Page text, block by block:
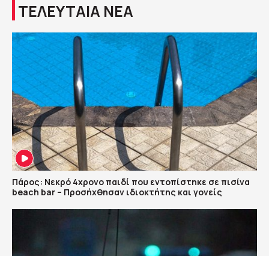
ΤΕΛΕΥΤΑΙΑ ΝΕΑ
Πάρος: Νεκρό 4χρονο παιδί που εντοπίστηκε σε πισίνα
beach bar – Προσήχθησαν ιδιοκτήτης και γονείς